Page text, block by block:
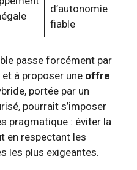
d’autonomie
fiable
passe forcément par
à proposer une offre
portée par un
pourrait s’imposer
pragmatique : éviter la
en respectant les
les plus exigeantes.